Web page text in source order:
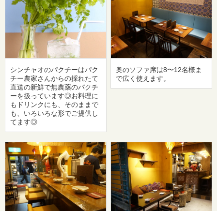
シンチャオのパクチーはパク
チー農家さんからの採れたて
直送の新鮮で無農薬のパクチ
ーを扱っています◎お料理に
もドリンクにも、そのままで
も、いろいろな形でご提供し
てます◎
奥のソファ席は8〜12名様ま
で広く使えます。